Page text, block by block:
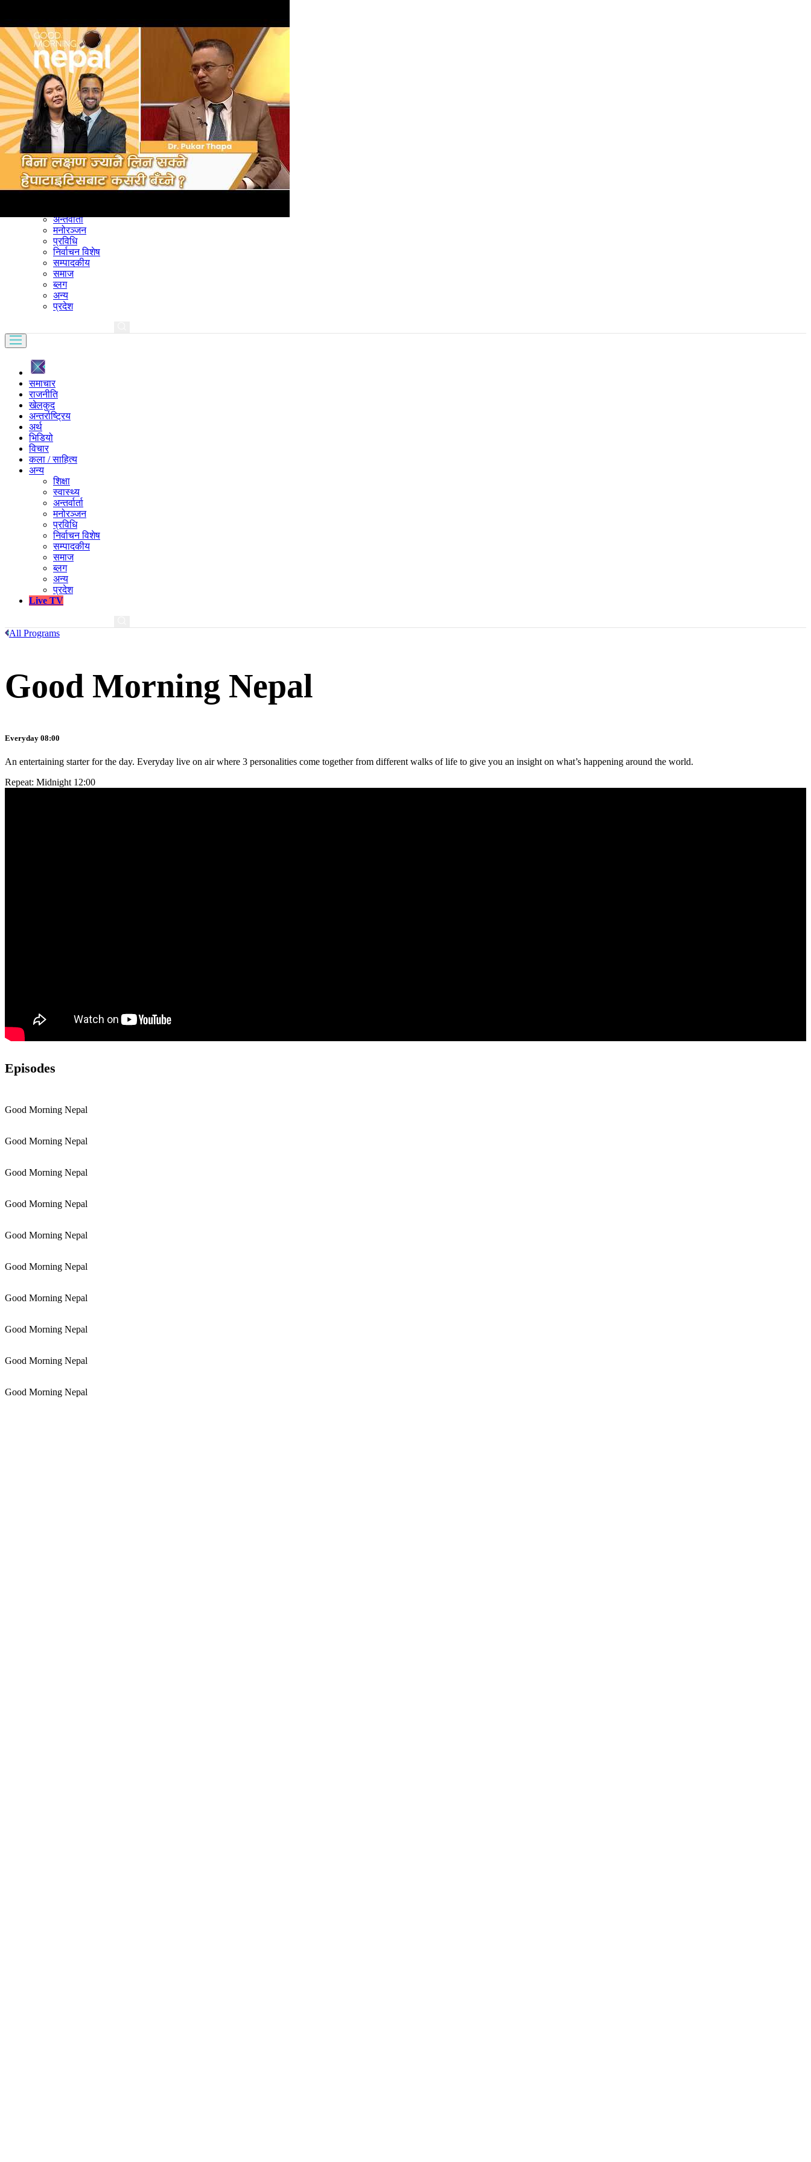
समाचार
राजनीति
खेलकुद
अन्तर्राष्ट्रिय
अर्थ
भिडियो
विचार
कला / साहित्य
अन्य
अन्तर्वार्ता
मनोरञ्जन
प्रविधि
निर्वाचन विशेष
सम्पादकीय
समाज
ब्लग
अन्य
प्रदेश
समाचार
राजनीति
खेलकुद
अन्तर्राष्ट्रिय
अर्थ
भिडियो
विचार
कला / साहित्य
अन्य
शिक्षा
स्वास्थ्य
अन्तर्वार्ता
मनोरञ्जन
प्रविधि
निर्वाचन विशेष
सम्पादकीय
समाज
ब्लग
अन्य
प्रदेश
Live TV
All Programs
Good Morning Nepal
Everyday 08:00
An entertaining starter for the day. Everyday live on air where 3 personalities come together from different walks of life to give you an insight on what’s happening around the world.
Repeat: Midnight 12:00
Episodes
Good Morning Nepal
Good Morning Nepal
Good Morning Nepal
Good Morning Nepal
Good Morning Nepal
Good Morning Nepal
Good Morning Nepal
Good Morning Nepal
Good Morning Nepal
Good Morning Nepal